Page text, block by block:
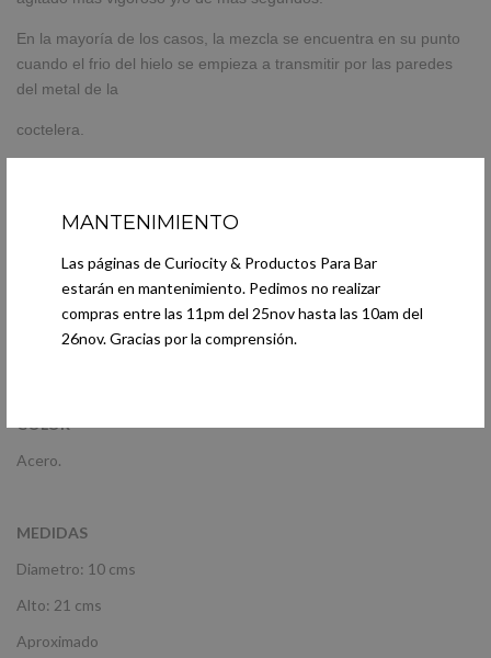
MANTENIMIENTO
Las páginas de Curiocity & Productos Para Bar
estarán en mantenimiento. Pedimos no realizar
compras entre las 11pm del 25nov hasta las 10am del
26nov. Gracias por la comprensión.
En la mayoría de los casos, la mezcla se encuentra en su punto
cuando el frio del hielo se empieza a transmitir por las paredes
del metal de la
coctelera.
MATERIAL
COLOR
Acero.
MEDIDAS
Diametro: 10 cms
Alto: 21 cms
Aproximado